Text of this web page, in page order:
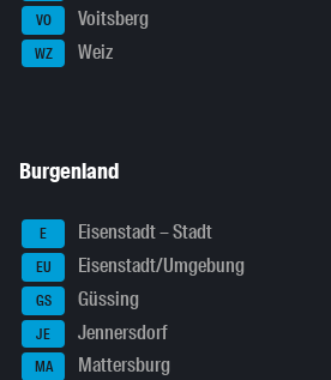
VO Voitsberg
WZ Weiz
Burgenland
E Eisenstadt – Stadt
EU Eisenstadt/Umgebung
GS Güssing
JE Jennersdorf
MA Mattersburg